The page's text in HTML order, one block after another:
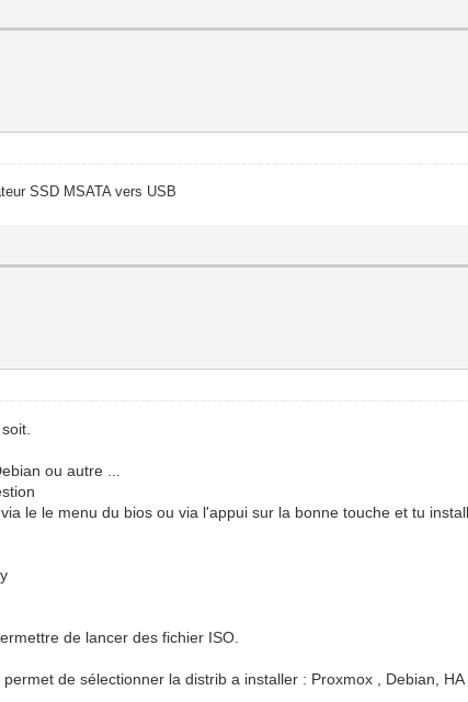
SSD MSATA vers USB
ou autre ...
le le menu du bios ou via l'appui sur la bonne touche et tu
de lancer des fichier ISO.
de sélectionner la distrib a installer : Proxmox , Debian, HA